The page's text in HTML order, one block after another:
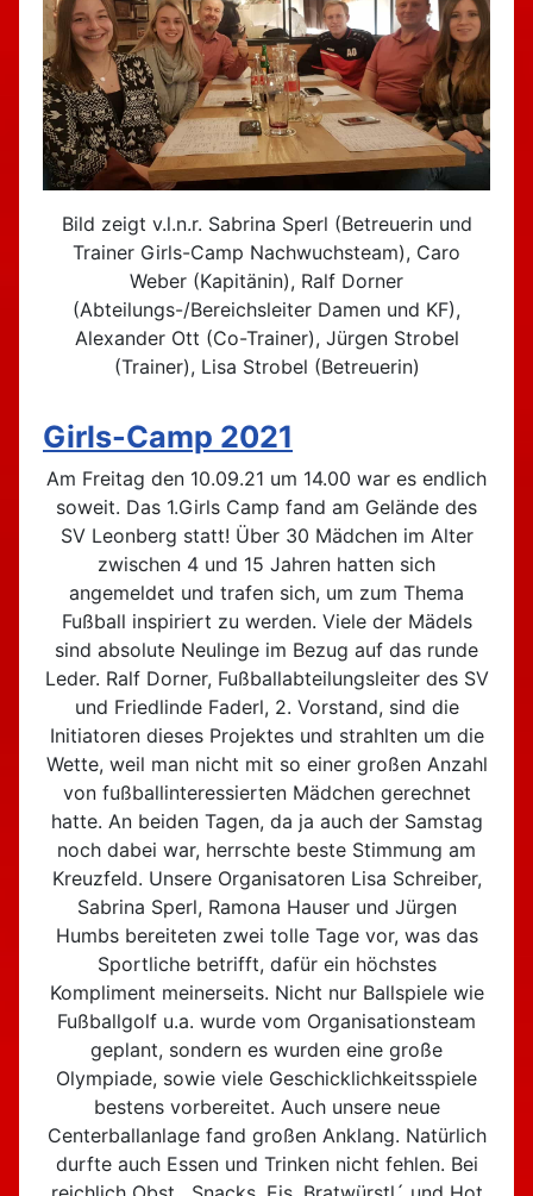
Bild zeigt v.l.n.r. Sabrina Sperl (Betreuerin und
Trainer Girls-Camp Nachwuchsteam), Caro
Weber (Kapitänin), Ralf Dorner
(Abteilungs-/Bereichsleiter Damen und KF),
Alexander Ott (Co-Trainer), Jürgen Strobel
(Trainer), Lisa Strobel (Betreuerin)
Girls-Camp 2021
Am Freitag den 10.09.21 um 14.00 war es endlich
soweit. Das 1.Girls Camp fand am Gelände des
SV Leonberg statt! Über 30 Mädchen im Alter
zwischen 4 und 15 Jahren hatten sich
angemeldet und trafen sich, um zum Thema
Fußball inspiriert zu werden. Viele der Mädels
sind absolute Neulinge im Bezug auf das runde
Leder. Ralf Dorner, Fußballabteilungsleiter des SV
und Friedlinde Faderl, 2. Vorstand, sind die
Initiatoren dieses Projektes und strahlten um die
Wette, weil man nicht mit so einer großen Anzahl
von fußballinteressierten Mädchen gerechnet
hatte. An beiden Tagen, da ja auch der Samstag
noch dabei war, herrschte beste Stimmung am
Kreuzfeld. Unsere Organisatoren Lisa Schreiber,
Sabrina Sperl, Ramona Hauser und Jürgen
Humbs bereiteten zwei tolle Tage vor, was das
Sportliche betrifft, dafür ein höchstes
Kompliment meinerseits. Nicht nur Ballspiele wie
Fußballgolf u.a. wurde vom Organisationsteam
geplant, sondern es wurden eine große
Olympiade, sowie viele Geschicklichkeitsspiele
bestens vorbereitet. Auch unsere neue
Centerballanlage fand großen Anklang. Natürlich
durfte auch Essen und Trinken nicht fehlen. Bei